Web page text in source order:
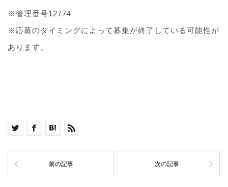
※管理番号12774
※応募のタイミングによって募集が終了している可能性が
あります。
前の記事 次の記事